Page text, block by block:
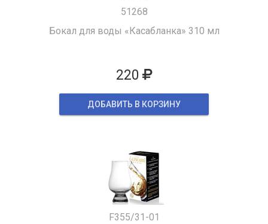
51268
Бокал для воды «Касабланка» 310 мл
220
ДОБАВИТЬ В КОРЗИНУ
F355/31-01